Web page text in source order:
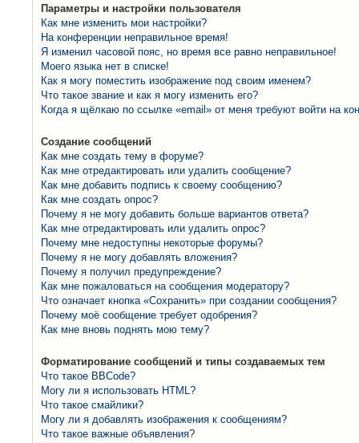
Параметры и настройки пользователя
Как мне изменить мои настройки?
На конференции неправильное время!
Я изменил часовой пояс, но время все равно неправильное!
Моего языка нет в списке!
Как я могу поместить изображение под своим именем?
Что такое звание и как я могу изменить его?
Когда я щёлкаю по ссылке «email» от меня требуют войти на
Создание сообщений
Как мне создать тему в форуме?
Как мне отредактировать или удалить сообщение?
Как мне добавить подпись к своему сообщению?
Как мне создать опрос?
Почему я не могу добавить больше вариантов ответа?
Как мне отредактировать или удалить опрос?
Почему мне недоступны некоторые форумы?
Почему я не могу добавлять вложения?
Почему я получил предупреждение?
Как мне пожаловаться на сообщения модератору?
Что означает кнопка «Сохранить» при создании сообщения?
Почему моё сообщение требует одобрения?
Как мне вновь поднять мою тему?
Форматирование сообщений и типы создаваемых тем
Что такое BBCode?
Могу ли я использовать HTML?
Что такое смайлики?
Могу ли я добавлять изображения к сообщениям?
Что такое важные объявления?